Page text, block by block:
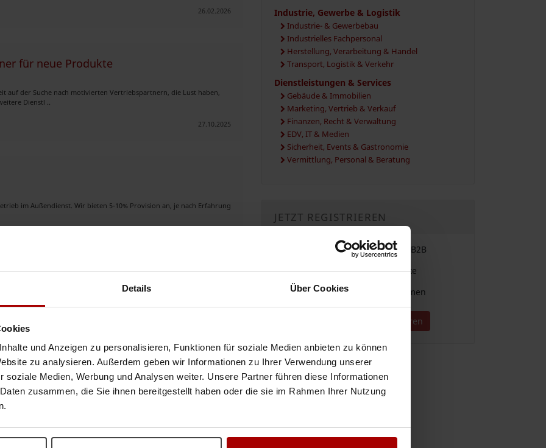
Details Über Cookies
und Anzeigen zu personalisieren, Funktionen für soziale Medien anbieten zu können
zu analysieren. Außerdem geben wir Informationen zu Ihrer Verwendung unserer
soziale Medien, Werbung und Analysen weiter. Unsere Partner führen diese Informationen
zusammen, die Sie ihnen bereitgestellt haben oder die sie im Rahmen Ihrer Nutzung
26.02.2026
für neue Produkte
auf der Suche nach motivierten Vertriebspartnern, die Lust haben,
Dienstl ..
27.10.2025
im Außendienst. Wir bieten 5-10% Provision an, je nach Erfahrung
Auszahlungen möglich! Quereinsteiger erwünscht! Du
04.08.2026
Provisionen Solar, Wärmepumpen
für eine langfristige Zusammenarbeit im Bereich
intelligentes Energ ..
Industrie, Gewerbe & Logistik
Industrie- & Gewerbebau
Industrielles Fachpersonal
Herstellung, Verarbeitung & Handel
Transport, Logistik & Verkehr
Dienstleistungen & Services
Gebäude & Immobilien
Marketing, Vertrieb & Verkauf
Finanzen, Recht & Verwaltung
EDV, IT & Medien
Sicherheit, Events & Gastronomie
Vermittlung, Personal & Beratung
JETZT REGISTRIEREN
Einfache Vergabe & Suche im B2B
Für alle Branchen und Gewerke
Direkter Kontakt zu Unternehmen
Jetzt kostenlos registrieren